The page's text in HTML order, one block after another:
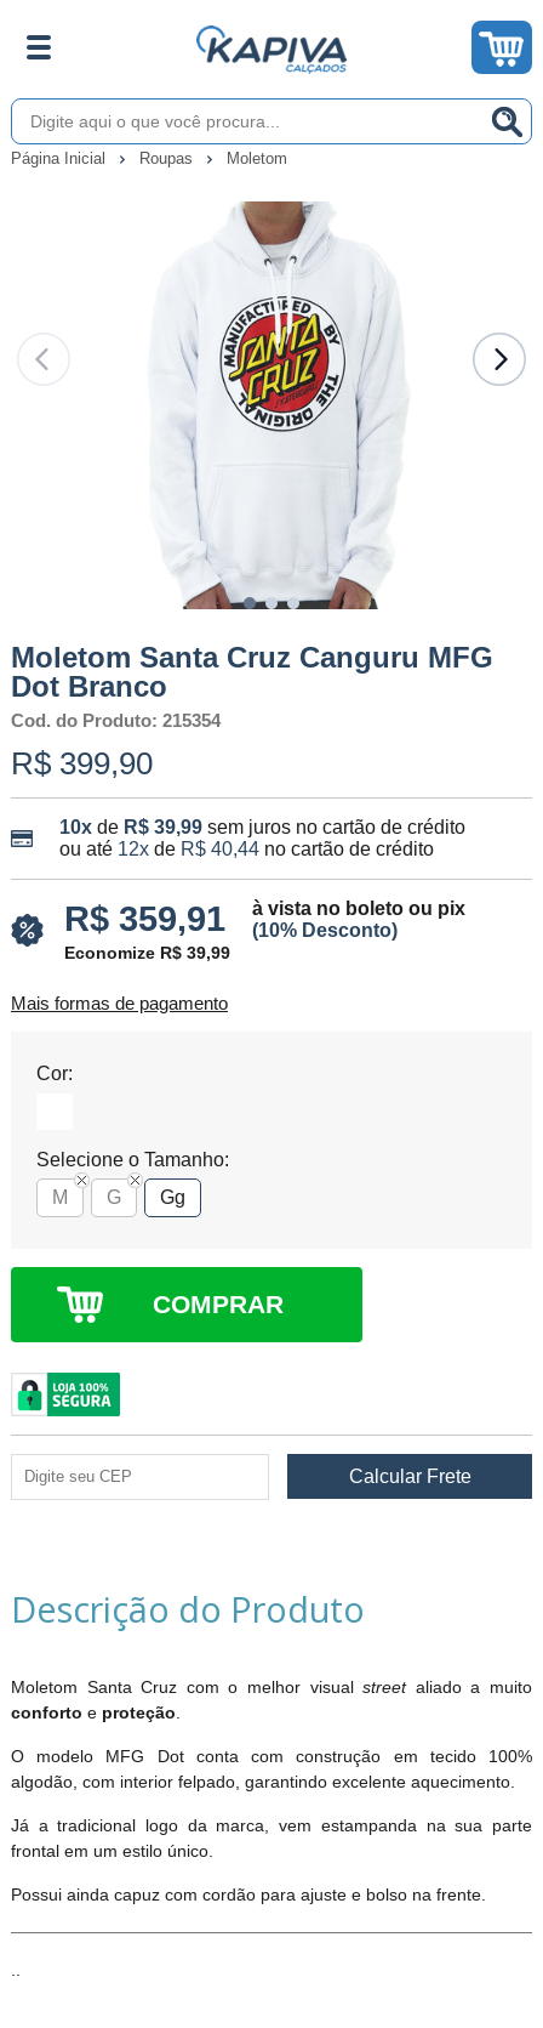
Página Inicial Roupas Moletom
Moletom Santa Cruz Canguru MFG
Dot Branco
Cod. do Produto: 215354
R$ 399,90
10xde R$ 39,99 sem juros no cartão de crédito
ou até 12xde R$ 40,44no cartão de crédito
R$ 359,91
à vista no boleto ou pix
(10% Desconto)
Economize R$ 39,99
Mais formas de pagamento
Cor:
Selecione o Tamanho:
M
G Gg
COMPRAR
Descrição do Produto
Moletom Santa Cruz com o melhor visualstreet aliado a muito
conforto e proteção
O modelo MFG Dot conta com construção em tecido 100%
algodão, com interior felpado, garantindo excelente aquecimento.
Já a tradicional logo da marca, vem estampanda na sua parte
frontal em um estilo único.
Possui ainda capuz com cordão para ajuste e bolso na frente.